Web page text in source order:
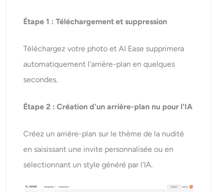
Étape 1 : Téléchargement et suppression
Téléchargez votre photo et AI Ease supprimera
automatiquement l'arrière-plan en quelques
secondes.
Étape 2 : Création d'un arrière-plan nu pour l'IA
Créez un arrière-plan sur le thème de la nudité
en saisissant une invite personnalisée ou en
sélectionnant un style généré par l'IA.